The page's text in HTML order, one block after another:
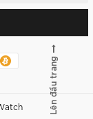
Lên đầu trang